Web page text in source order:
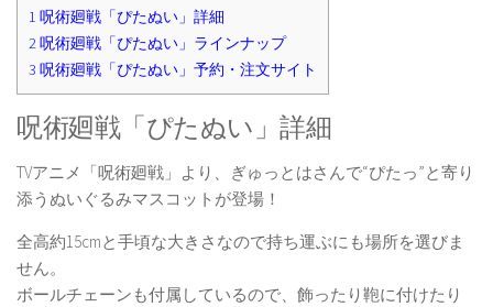
1 呪術廻戦「ぴたぬい」詳細
2呪術廻戦「ぴたぬい」ラインナップ
3 呪術廻戦「ぴたぬい」予約・注文サイト
呪術廻戦「ぴたぬい」詳細
TVアニメ「呪術廻戦」より、ぎゅっとはさんで“ぴたっ”と寄り
添うぬいぐるみマスコットが登場！
全高約15cmと手頃な大きさなので持ち運ぶにも場所を選びま
せん。
ボールチェーンも付属しているので、飾ったり鞄に付けたり